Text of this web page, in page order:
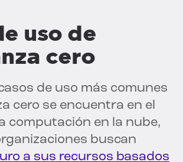
uso de
cero
de uso más comunes
cero se encuentra en el
computación en la nube,
buscan
a sus recursos basados